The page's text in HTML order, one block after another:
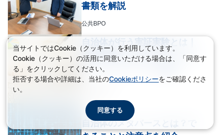
書類を解説
公共BPO
実証実験が行われるテーマや
メリットについても解説
自治体のメタバースとは？で
当サイトではCookie（クッキー）を利用しています。
Cookie（クッキー）の活用に同意いただける場合は、「同意す
る」をクリックしてください。
拒否する場合や詳細は、当社のCookieポリシーをご確認くださ
い。
同意する